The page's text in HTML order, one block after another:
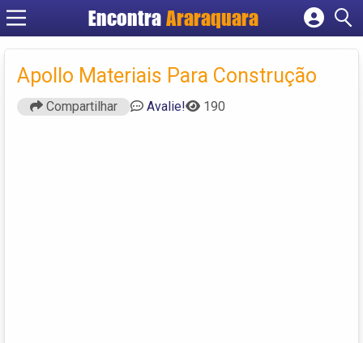
EncontraAraraquara
Cadastrar empresa
Criar conta
Apollo Materiais Para Construção
Compartilhar Avalie! 190